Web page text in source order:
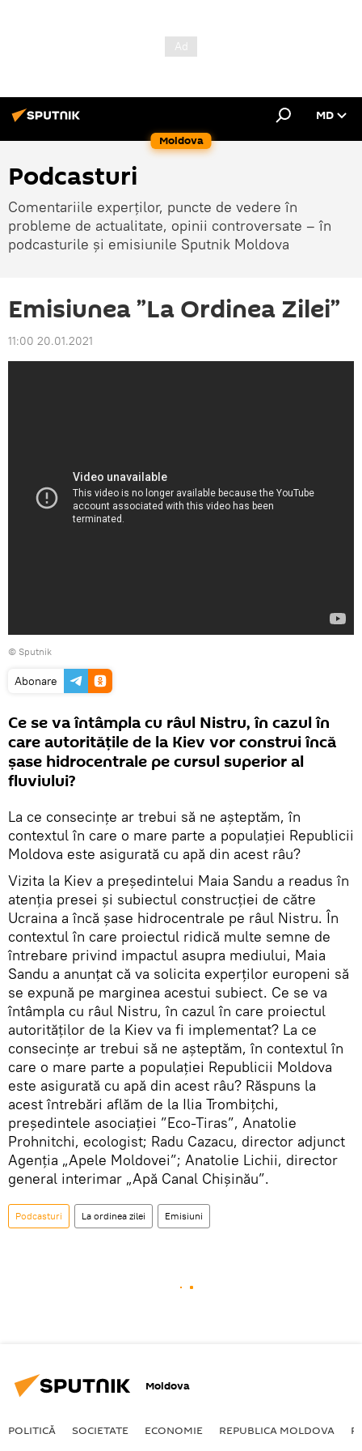
Moldova
MD
Podcasturi
Comentariile experților, puncte de vedere în
probleme de actualitate, opinii controversate – în
podcasturile și emisiunile Sputnik Moldova
Emisiunea ”La Ordinea Zilei”
11:00 20.01.2021
© Sputnik
Abonare
Ce se va întâmpla cu râul Nistru, în cazul în
care autoritățile de la Kiev vor construi încă
șase hidrocentrale pe cursul superior al
fluviului?
La ce consecințe ar trebui să ne așteptăm, în
contextul în care o mare parte a populației Republicii
Moldova este asigurată cu apă din acest râu?
Vizita la Kiev a președintelui Maia Sandu a readus în
atenția presei și subiectul construcției de către
Ucraina a încă șase hidrocentrale pe râul Nistru. În
contextul în care proiectul ridică multe semne de
întrebare privind impactul asupra mediului, Maia
Sandu a anunțat că va solicita experților europeni să
se expună pe marginea acestui subiect. Ce se va
întâmpla cu râul Nistru, în cazul în care proiectul
autorităților de la Kiev va fi implementat? La ce
consecințe ar trebui să ne așteptăm, în contextul în
care o mare parte a populației Republicii Moldova
este asigurată cu apă din acest râu? Răspuns la
acest întrebări aflăm de la Ilia Trombițchi,
președintele asociației ”Eco-Tiras”, Anatolie
Prohnitchi, ecologist; Radu Cazacu, director adjunct
Agenția „Apele Moldovei”; Anatolie Lichii, director
general interimar „Apă Canal Chișinău”.
Podcasturi La ordinea zilei Emisiuni
Moldova
POLITICĂ SOCIETATE ECONOMIE REPUBLICA MOLDOVA